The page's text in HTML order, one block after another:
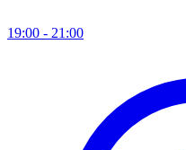
19:00 - 21:00